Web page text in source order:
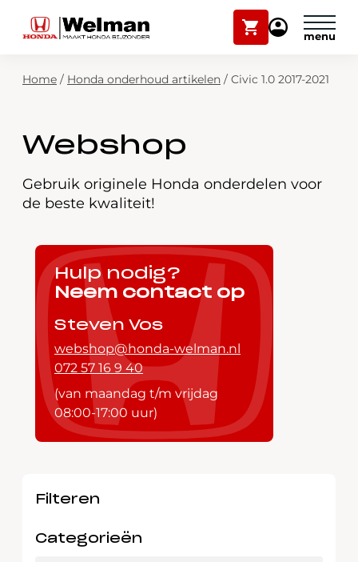
Winkelwagen
Mijn
Modellen
Over ons
Webshop
Contact
Zoekfunctie
Plan onderhoud
Mijn Honda Welman
Home / Honda onderhoud artikelen / Civic 1.0 2017-2021
Webshop
Gebruik originele Honda onderdelen voor
de beste kwaliteit!
Hulp nodig?
Neem contact op
Steven Vos
webshop@honda-welman.nl
072 57 16 9 40
(van maandag t/m vrijdag
08:00-17:00 uur)
Filteren
Categorieën